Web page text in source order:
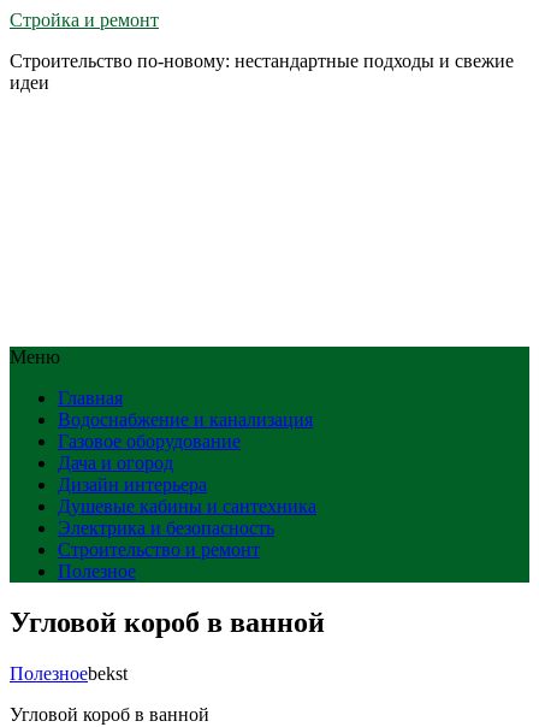
Стройка и ремонт
Строительство по-новому: нестандартные подходы и свежие
идеи
Меню
Главная
Водоснабжение и канализация
Газовое оборудование
Дача и огород
Дизайн интерьера
Душевые кабины и сантехника
Электрика и безопасность
Строительство и ремонт
Полезное
Угловой короб в ванной
Полезноеbekst
Угловой короб в ванной